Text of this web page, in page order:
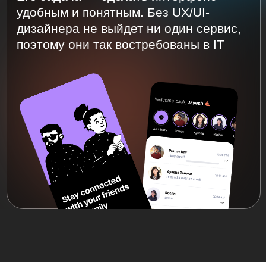
Узнаете, как применить свои знания
в дизайне цифровых продуктов.
Освоите Figma, сможете создавать
анимированные макеты и поймёте,
как тестировать их на пользователях.
Дизайнерам, которые
хотят в IT
Получите актуальные знания
от эксперта индустрии. Поймёте, как
решать задачи клиентов с помощью
дизайна. Повысите качество своих
сложные проекты.